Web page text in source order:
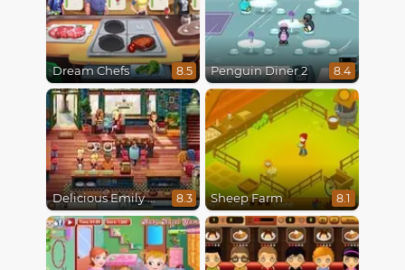
Dream Chefs 8.5 Penguin Diner 2 8.4
Delicious Emily New Beginning 8.3 Sheep Farm 8.1